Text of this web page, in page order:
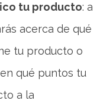
tu producto: a
acerca de qué
tu producto o
qué puntos tu
a la